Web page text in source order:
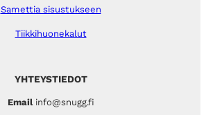
YHTEYSTIEDOT
Emailinfo@snugg.fi
Samettia sisustukseen
Tiikkihuonekalut